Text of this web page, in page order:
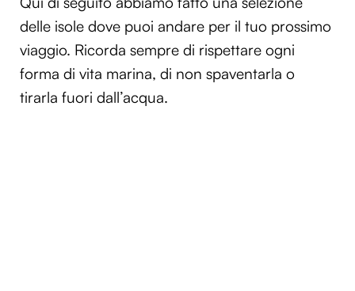
delle isole dove puoi andare per il tuo prossimo
viaggio. Ricorda sempre di rispettare ogni
forma di vita marina, di non spaventarla o
tirarla fuori dall’acqua.